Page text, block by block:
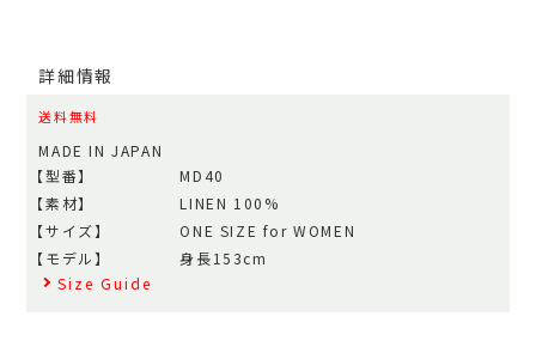
詳細情報
送料無料
MADE IN JAPAN
【型番】
MD40
【素材】
LINEN 100%
【サイズ】
ONE SIZE for WOMEN
【モデル】
身長153cm
Size Guide